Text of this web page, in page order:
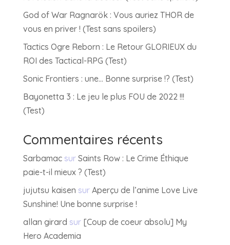
God of War Ragnarök : Vous auriez THOR de
vous en priver ! (Test sans spoilers)
Tactics Ogre Reborn : Le Retour GLORIEUX du
ROI des Tactical-RPG (Test)
Sonic Frontiers : une… Bonne surprise !? (Test)
Bayonetta 3 : Le jeu le plus FOU de 2022 !!!
(Test)
Commentaires récents
Sarbamacsur Saints Row : Le Crime Éthique
paie-t-il mieux ? (Test)
jujutsu kaisen sur Aperçu de l’anime Love Live
Sunshine! Une bonne surprise !
allan girard sur [Coup de coeur absolu] My
Hero Academia